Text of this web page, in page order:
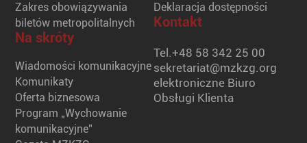
Zakres obowiązywania
biletów metropolitalnych
Na skróty
Wiadomości komunikacyjne
Komunikaty
Oferta biznesowa
Program „Wychowanie
komunikacyjne”
Deklaracja dostępności
Kontakt
Tel.+48 58 342 25 00
sekretariat@mzkzg.org
elektroniczne Biuro
Obsługi Klienta